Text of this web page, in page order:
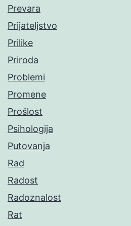
Prevara
Prijateljstvo
Prilike
Priroda
Problemi
Promene
Prošlost
Psihologija
Putovanja
Rad
Radost
Radoznalost
Rat